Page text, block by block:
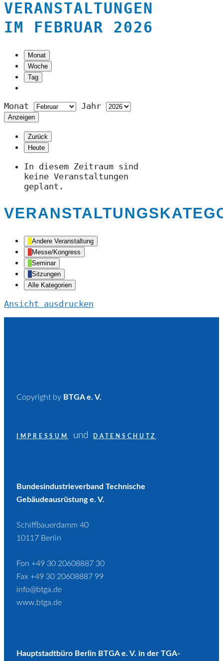
VERANSTALTUNGEN
IM FEBRUAR 2026
Monat
Woche
Tag
Monat Jahr
Zurück
Heute
In diesem Zeitraum sind
keine Veranstaltungen
geplant.
Andere Veranstaltung
Messe/Kongress
Seminar
Sitzungen
Alle Kategorien
Ansicht ausdrucken
Copyright by BTGA e. V.
IMPRESSUM und DATENSCHUTZ
Bundesindustrieverband Technische
Gebäudeausrüstung e. V.
Schiffbauerdamm 40
10117 Berlin
Fon +49 30 20608887 30
Fax +49 30 20608887 99
info@btga.de
www.btga.de
Hauptstadtbüro Berlin BTGA e. V. in der TGA-